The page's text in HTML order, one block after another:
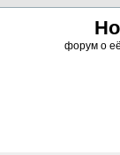
форум о